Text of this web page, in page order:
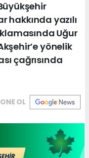
hakkında yazılı
Uğur
yönelik
çağrısında
OL